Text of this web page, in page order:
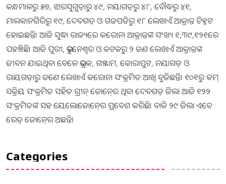
କନ୍ଧମାଳରୁ ୫୭, ଝାରସୁଗୁଡ଼ାରୁ ୪୯, ନୟାଗଡ଼ରୁ ୪୮, ବୌଦ୍ଧରୁ ୪୧,
ମାଲକାନଗିରିରୁ ୧୯, ଦେବଗଡ଼ ଓ ଗଜପତିରୁ ୧୮ ଲେଖାଏଁ ଆକ୍ରାନ୍ତ ଚିହ୍ନଟ
ହୋଇଛନ୍ତି। ଆଜି ସୁଦ୍ଧା ରାଜ୍ୟରେ କରୋନା ଆକ୍ରାନ୍ତଙ୍କ ସଂଖ୍ୟ ୧,୩୯,୧୨୧ରେ
ପହଞ୍ଚିଛି। ଆଜି ପୁରୀ, ଭୁବନେଶ୍ୱର ଓ କଟକରୁ ୨ ଜଣ ଲେଖାଏଁ ଆକ୍ରାନ୍ତଙ୍କ
ଜୀବନ ଯାଇଥିବା ବେଳେ ଭଦ୍ରକ, ଗଞ୍ଜାମ, କୋରାପୁଟ, ନୟାଗଡ଼ ଓ
ରାୟଗଡ଼ାରୁ ଜଣେ ଲେଖାଏଁ କରୋନା ସଂକ୍ରମିତ ଆଖି ବୁଜିଛନ୍ତି। ୧୦୧ରୁ କମ୍‍
ସକ୍ରିୟ ସଂକ୍ରମିତ ସହିତ ଗ୍ରୀନ୍‍ ଜୋନ୍‍ରେ ଥିବା ଦେବଗଡ଼ ଜିଲା ଆଜି ୧୨୨
ସଂକ୍ରମିତଙ୍କ ସହ ୟେଲୋଜୋନ୍‍ରେ ପ୍ରବେଶ କରିଛି। ବାକି ୨୯ ଜିଲା ଏବେ
ରେଡ୍‍ ଜୋନ୍‍ରେ ଅଛନ୍ତି।
Categories